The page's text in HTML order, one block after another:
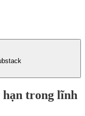
hạn trong lĩnh